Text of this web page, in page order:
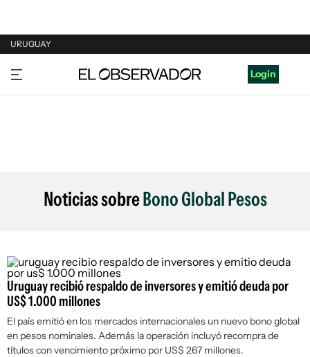
URUGUAY
URUGUAY
ARGENTINA
Login
Noticias sobreBono Global Pesos
Uruguay recibió respaldo de inversores y emitió deuda por
US$ 1.000 millones
El país emitió en los mercados internacionales un nuevo bono global
en pesos nominales. Además la operación incluyó recompra de
títulos con vencimiento próximo por US$ 267 millones.